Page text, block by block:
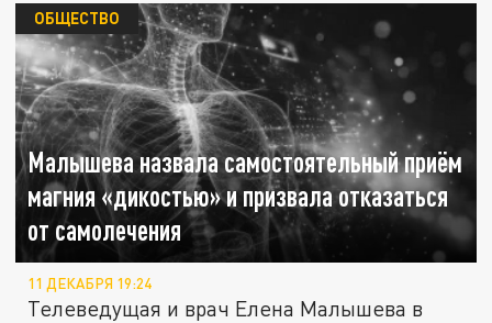
Малышева назвала самостоятельный приём
магния «дикостью» и призвала отказаться
от самолечения
ОБЩЕСТВО
11 ДЕКАБРЯ 19:24
Телеведущая и врач Елена Малышева в